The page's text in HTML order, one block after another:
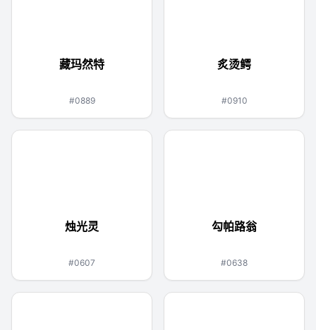
藏玛然特
#0889
炙烫鳄
#0910
烛光灵
#0607
勾帕路翁
#0638